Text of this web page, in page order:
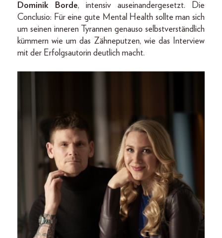
Dominik Borde, intensiv auseinandergesetzt. Die
Conclusio: Für eine gute Mental Health sollte man sich
um seinen inneren Tyrannen genauso selbstverständlich
kümmern wie um das Zähneputzen, wie das Interview
mit der Erfolgsautorin deutlich macht.